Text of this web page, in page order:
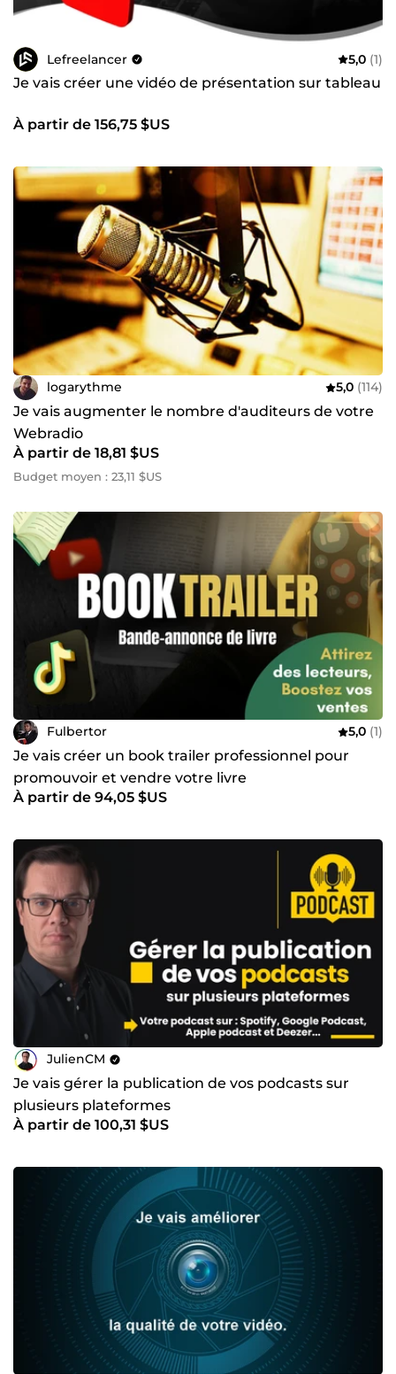
Lefreelancer 5,0 (1)
Je vais créer une vidéo de présentation sur tableau
À partir de 156,75 $US
logarythme 5,0 (114)
Je vais augmenter le nombre d'auditeurs de votre
Webradio
À partir de 18,81 $US
Budget moyen : 23,11 $US
Fulbertor 5,0 (1)
Je vais créer un book trailer professionnel pour
promouvoir et vendre votre livre
À partir de 94,05 $US
JulienCM
Je vais gérer la publication de vos podcasts sur
plusieurs plateformes
À partir de 100,31 $US